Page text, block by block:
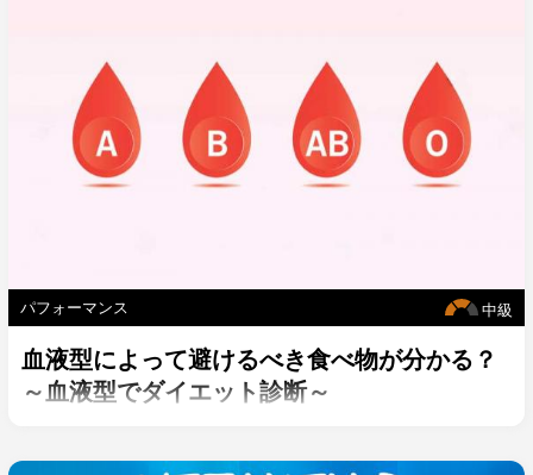
中級
パフォーマンス
血液型によって避けるべき食べ物が分かる？
～血液型でダイエット診断～